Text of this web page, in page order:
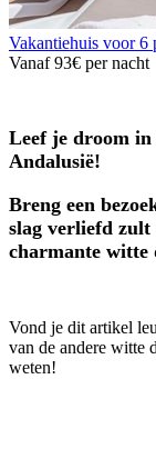
Vakantiehuis voor 6
Vanaf93€ per nacht
Leef je droom in
Andalusië!
Breng een
slag verliefd zult
charmante witte
Vond je dit artikel
van de andere witte
weten!